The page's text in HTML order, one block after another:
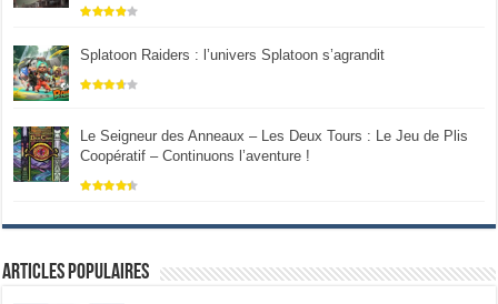
Splatoon Raiders : l’univers Splatoon s’agrandit
Le Seigneur des Anneaux – Les Deux Tours : Le Jeu de Plis
Coopératif – Continuons l’aventure !
Articles populaires